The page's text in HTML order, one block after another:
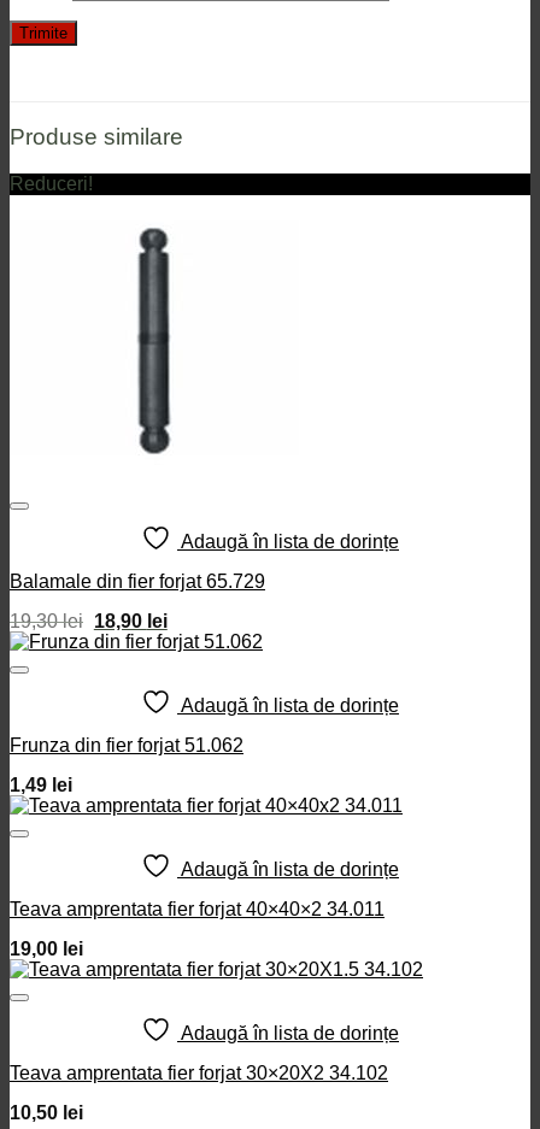
Produse similare
Reduceri!
Adaugă în lista de dorințe
Balamale din fier forjat 65.729
19,30lei Prețul
inițial
19,30 lei.
18,90 leiPrețul
curent
este:
Adaugă în lista de dorințe
Frunza din fier forjat 51.062
1,49 lei
Adaugă în lista de dorințe
Teava amprentata fier forjat 40×40×2 34.011
19,00 lei
Adaugă în lista de dorințe
Teava amprentata fier forjat 30×20X2 34.102
10,50 lei